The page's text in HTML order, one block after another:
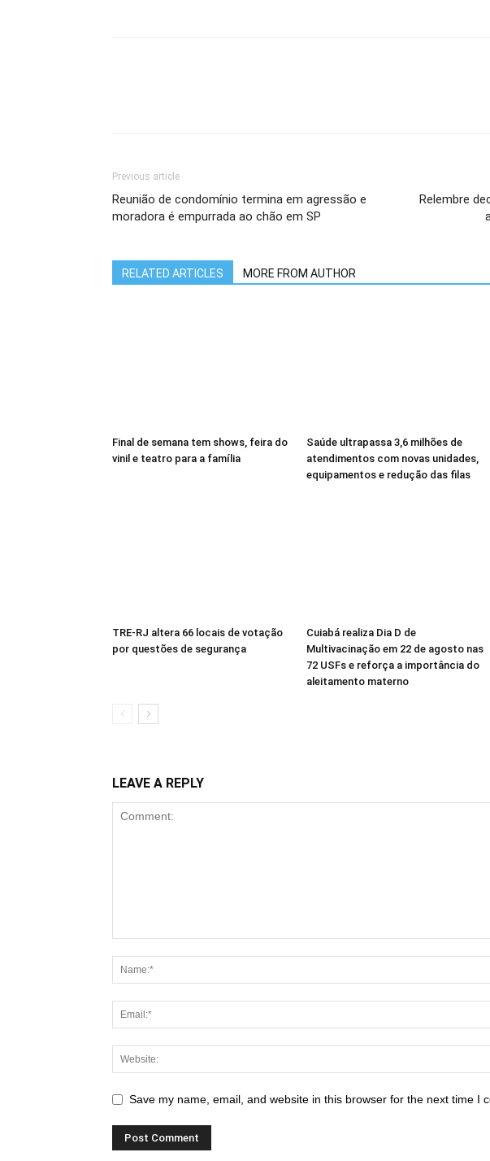
Previous article
Reunião de condomínio termina em agressão e
moradora é empurrada ao chão em SP
Relembre
RELATED ARTICLES MORE FROM AUTHOR
Final de semana tem shows, feira do
vinil e teatro para a família
Saúde ultrapassa 3,6 milhões de
atendimentos com novas unidades,
equipamentos e redução das filas
TRE-RJ altera 66 locais de votação
por questões de segurança
Cuiabá realiza Dia D de
Multivacinação em 22 de agosto nas
72 USFs e reforça a importância do
aleitamento materno
LEAVE A REPLY
Save my name, email, and website in this browser for the next time I